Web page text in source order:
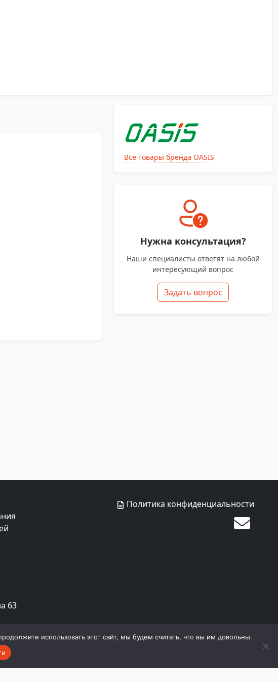
Все товары бренда OASIS
Нужна консультация?
Наши специалисты ответят на любой
интересующий вопрос
Задать вопрос
63
Политика конфиденциальности
использовать этот сайт, мы будем считать, что вы им довольны.